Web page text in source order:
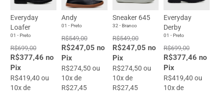
Everyday
Loafer
01 - Preto
R$699,00
R$377,46 no
Pix
R$419,40 ou
10x de
Andy
01 - Preto
R$549,00
R$247,05 no
Pix
R$274,50 ou
10x de
R$27,45
Sneaker 645
32 - Branco
R$549,00
R$247,05 no
Pix
R$274,50 ou
10x de
R$27,45
Everyday
Derby
01 - Preto
R$699,00
R$377,46 no
Pix
R$419,40 ou
10x de